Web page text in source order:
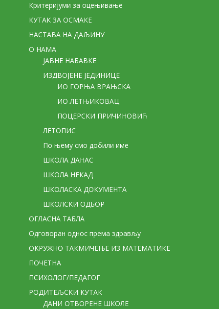
Критеријуми за оцењивање
КУТАК ЗА ОСМАКЕ
НАСТАВА НА ДАЉИНУ
О НАМА
ЈАВНЕ НАБАВКЕ
ИЗДВОЈЕНЕ ЈЕДИНИЦЕ
ИО ГОРЊА ВРАЊСКА
ИО ЛЕТЊИКОВАЦ
ПОЦЕРСКИ ПРИЧИНОВИЋ
ЛЕТОПИС
По њему смо добили име
ШКОЛА ДАНАС
ШКОЛА НЕКАД
ШКОЛАСКА ДОКУМЕНТА
ШКОЛСКИ ОДБОР
ОГЛАСНА ТАБЛА
Одговоран однос према здрављу
ОКРУЖНО ТАКМИЧЕЊЕ ИЗ МАТЕМАТИКЕ
ПОЧЕТНА
ПСИХОЛОГ/ПЕДАГОГ
РОДИТЕЉСКИ КУТАК
ДАНИ ОТВОРЕНЕ ШКОЛЕ